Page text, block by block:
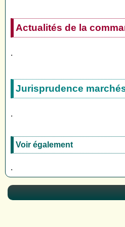
Actualités de la
.
Jurisprudence
.
Voir également
.